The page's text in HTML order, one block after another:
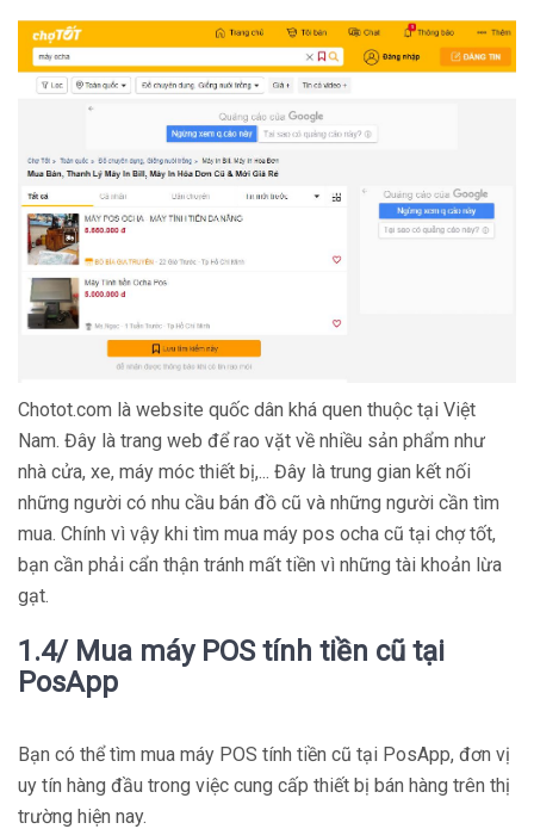
Chotot.com là website quốc dân khá quen thuộc tại Việt
Nam. Đây là trang web để rao vặt về nhiều sản phẩm như
nhà cửa, xe, máy móc thiết bị,... Đây là trung gian kết nối
những người có nhu cầu bán đồ cũ và những người cần tìm
mua. Chính vì vậy khi tìm mua máy pos ocha cũ tại chợ tốt,
bạn cần phải cẩn thận tránh mất tiền vì những tài khoản lừa
gạt.
1.4/ Mua máy POS tính tiền cũ tại
PosApp
Bạn có thể tìm mua máy POS tính tiền cũ tại PosApp, đơn vị
uy tín hàng đầu trong việc cung cấp thiết bị bán hàng trên thị
trường hiện nay.